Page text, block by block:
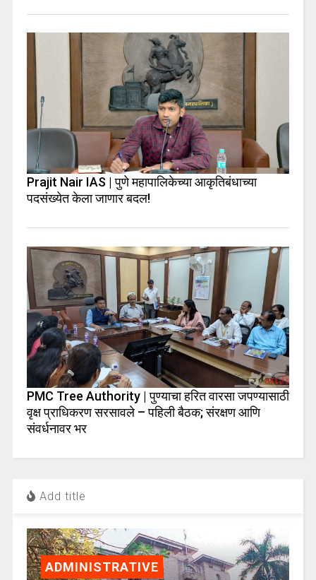
Prajit Nair IAS | पुणे महापालिकेच्या आकृतिबंधाच्या
पदसंख्येत केला जाणार बदल!
PMC Tree Authority | पुण्याचा हरित वारसा जपण्यासाठी
वृक्ष प्राधिकरण सरसावले – पहिली बैठक; संरक्षण आणि
संवर्धनावर भर
Add title
ADMINISTRATIVE